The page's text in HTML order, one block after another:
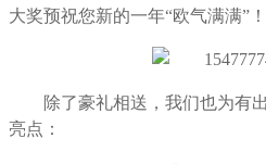
大奖预祝您新的一年“欧气满满”！
除了豪礼相送，我们也为有
亮点：